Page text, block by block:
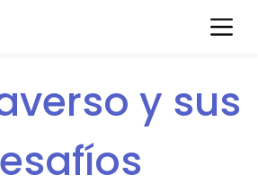
y sus